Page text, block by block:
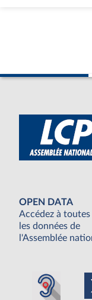
OPEN DATA
Accédez à toutes
les données de
l'Assemblée